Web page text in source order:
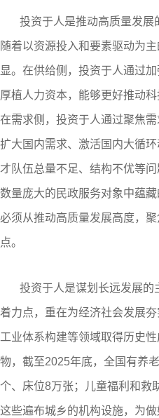
投资于人是推动高质量发
随着以资源投入和要素驱动为
显。在供给侧，投资于人通过
厚植人力资本，能够更好推动
在需求侧，投资于人通过聚焦
扩大国内需求、激活国内大循
才队伍总量不足、结构不优等
数量庞大的民政服务对象中蕴
必须从推动高质量发展高度，
点。
投资于人是谋划长远发展
着力点，重在为经济社会发展
工业体系构建等领域取得历史
物，截至2025年底，全国有养
个、床位8万张；儿童福利和救
这些遍布城乡的机构设施，为